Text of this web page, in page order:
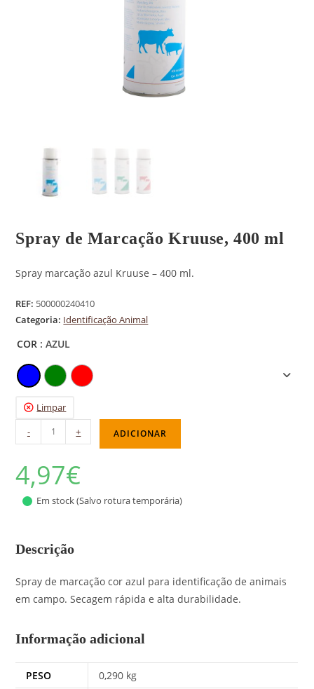
Spray de Marcação Kruuse, 400 ml
Spray marcação azul Kruuse – 400 ml.
REF: 500000240410
Categoria: Identificação Animal
COR : AZUL
Limpar
-
+ ADICIONAR
4,97€
Em stock (Salvo rotura temporária)
Spray de marcação cor azul para identificação de animais
em campo. Secagem rápida e alta durabilidade.
Informação adicional
PESO
0,290 kg